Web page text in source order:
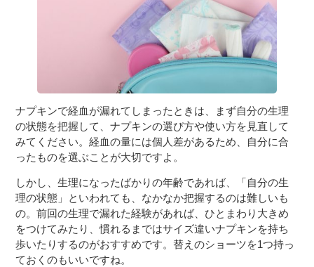
ナプキンで経血が漏れてしまったときは、まず自分の生理
の状態を把握して、ナプキンの選び方や使い方を見直して
みてください。経血の量には個人差があるため、自分に合
ったものを選ぶことが大切ですよ。
しかし、生理になったばかりの年齢であれば、「自分の生
理の状態」といわれても、なかなか把握するのは難しいも
の。前回の生理で漏れた経験があれば、ひとまわり大きめ
をつけてみたり、慣れるまではサイズ違いナプキンを持ち
歩いたりするのがおすすめです。替えのショーツを1つ持っ
ておくのもいいですね。